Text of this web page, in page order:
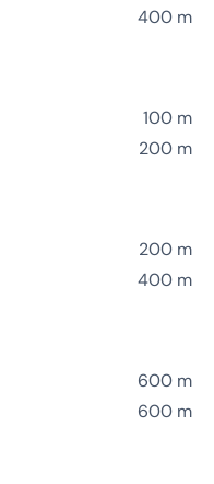
400 m
100 m
200 m
200 m
400 m
600 m
600 m